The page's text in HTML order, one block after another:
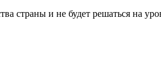
страны и не будет решаться на